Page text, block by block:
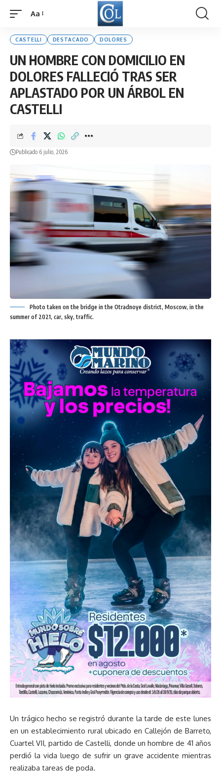
Font
Aa
CASTELLI DESTACADO DOLORES
UN HOMBRE CON DOMICILIO EN
DOLORES FALLECIÓ TRAS SER
APLASTADO POR UN ÁRBOL EN
CASTELLI
Publicado 6 julio, 2026
Photo taken on the bridge in the Otradnoye district, Moscow, in the
summer of 2021, car, sky, traffic.
Un trágico hecho se registró durante la tarde de este lunes
en un establecimiento rural ubicado en Callejón de Barreto,
Cuartel VII, partido de Castelli, donde un hombre de 41 años
perdió la vida luego de sufrir un grave accidente mientras
realizaba tareas de poda.